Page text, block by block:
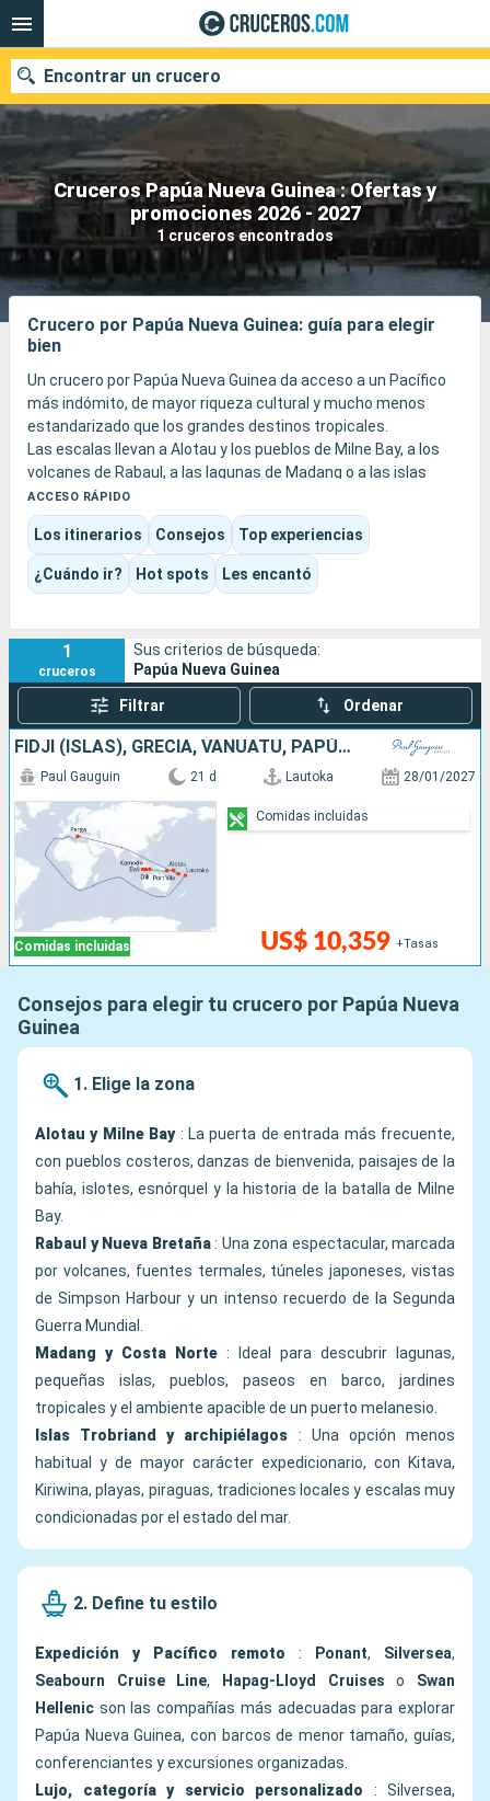
Cruceros Papúa Nueva Guinea : Ofertas y
promociones 2026 - 2027
1 cruceros encontrados
Encontrar un crucero
Nuestros destinos
Fecha de salida
Puertos Compañías
Crucero por Papúa Nueva Guinea: guía para elegir
bien
Un crucero por Papúa Nueva Guinea da acceso a un Pacífico
más indómito, de mayor riqueza cultural y mucho menos
estandarizado que los grandes destinos tropicales.
Las escalas llevan a Alotau y los pueblos de Milne Bay, a los
volcanes de Rabaul, a las lagunas de Madang o a las islas
Trobriand, con sus danzas, sus casas, sus piraguas y sus
tradiciones todavía muy presentes.
El viaje se vive como una expedición tranquila: salidas en
barco, encuentros organizados, esnórquel, paisajes
volcánicos, huellas de la Segunda Guerra Mundial y escalas en
ACCESO RÁPIDO
Los itinerarios Consejos Top experiencias
¿Cuándo ir? Hot spots Les encantó
1
cruceros
Sus criterios de búsqueda:
Papúa Nueva Guinea
Filtrar Ordenar
FIDJI (ISLAS), GRECIA, VANUATU, PAPÚA NUEVA GUINEA, INDONESIA
Comidas incluidas
Paul Gauguin 21 d Lautoka 28/01/2027
US$ 10,359 +Tasas
Comidas incluidas
Consejos para elegir tu crucero por Papúa Nueva
Guinea
1. Elige la zona
Alotau y Milne Bay: La puerta de entrada más frecuente,
con pueblos costeros, danzas de bienvenida, paisajes de la
bahía, islotes, esnórquel y la historia de la batalla de Milne
Bay.
Rabaul y Nueva Bretaña: Una zona espectacular, marcada
por volcanes, fuentes termales, túneles japoneses, vistas
de Simpson Harbour y un intenso recuerdo de la Segunda
Guerra Mundial.
Madang y Costa Norte : Ideal para descubrir lagunas,
pequeñas islas, pueblos, paseos en barco, jardines
tropicales y el ambiente apacible de un puerto melanesio.
Islas Trobriand y archipiélagos : Una opción menos
habitual y de mayor carácter expedicionario, con Kitava,
Kiriwina, playas, piraguas, tradiciones locales y escalas muy
condicionadas por el estado del mar.
2. Define tu estilo
Expedición y Pacífico remoto : Ponant, Silversea,
Seabourn Cruise Line, Hapag-Lloyd Cruises o Swan
Hellenic son las compañías más adecuadas para explorar
Papúa Nueva Guinea, con barcos de menor tamaño, guías,
conferenciantes y excursiones organizadas.
Lujo, categoría y servicio personalizado : Silversea,